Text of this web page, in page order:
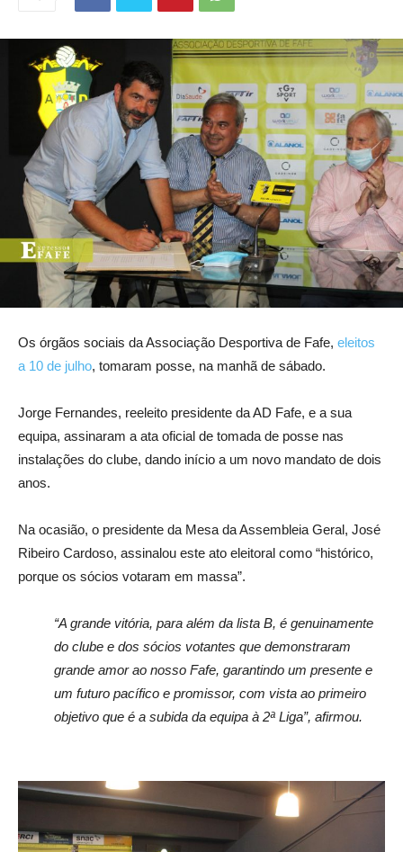
Os órgãos sociais da Associação Desportiva de Fafe, eleitos
a 10 de julho, tomaram posse, na manhã de sábado.
Jorge Fernandes, reeleito presidente da AD Fafe, e a sua
equipa, assinaram a ata oficial de tomada de posse nas
instalações do clube, dando início a um novo mandato de dois
anos.
Na ocasião, o presidente da Mesa da Assembleia Geral, José
Ribeiro Cardoso, assinalou este ato eleitoral como “histórico,
porque os sócios votaram em massa”.
“A grande vitória, para além da lista B, é genuinamente
do clube e dos sócios votantes que demonstraram
grande amor ao nosso Fafe, garantindo um presente e
um futuro pacífico e promissor, com vista ao primeiro
objetivo que é a subida da equipa à 2ª Liga”, afirmou.